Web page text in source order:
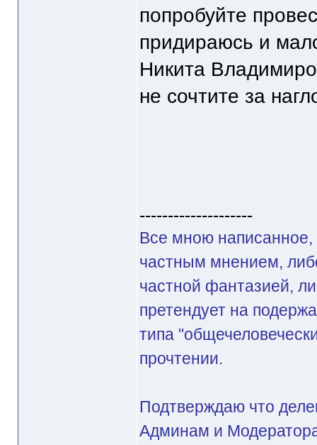
попробуйте
придираюсь и
Никита
не сочтите за
--------------------
Все мною написанное,
частным мнением,
частной фантазией,
претендует на
типа
прочтении.
Подтверждаю что
Админам и